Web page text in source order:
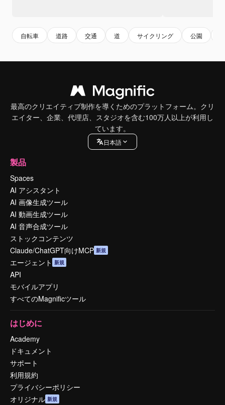
自転車 道路 交通 道 サイクリング 公園
最高のクリエイティブ制作を導くためのプラットフォーム。クリ
エイター、企業、代理店、スタジオを含む100万人以上が利用し
ています。
日本語
製品
Spaces
AI アシスタント
AI 画像生成ツール
AI 動画生成ツール
AI 音声合成ツール
ストックコンテンツ
Claude/ChatGPT向けMCP 新規
エージェント 新規
API
モバイルアプリ
すべてのMagnificツール
はじめに
Academy
ドキュメント
サポート
利用規約
プライバシーポリシー
オリジナル 新規